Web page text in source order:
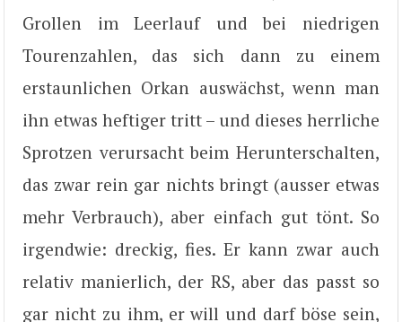
Grollen im Leerlauf und bei niedrigen
Tourenzahlen, das sich dann zu einem
erstaunlichen Orkan auswächst, wenn man
ihn etwas heftiger tritt – und dieses herrliche
Sprotzen verursacht beim Herunterschalten,
das zwar rein gar nichts bringt (ausser etwas
mehr Verbrauch), aber einfach gut tönt. So
irgendwie: dreckig, fies. Er kann zwar auch
relativ manierlich, der RS, aber das passt so
gar nicht zu ihm, er will und darf böse sein,